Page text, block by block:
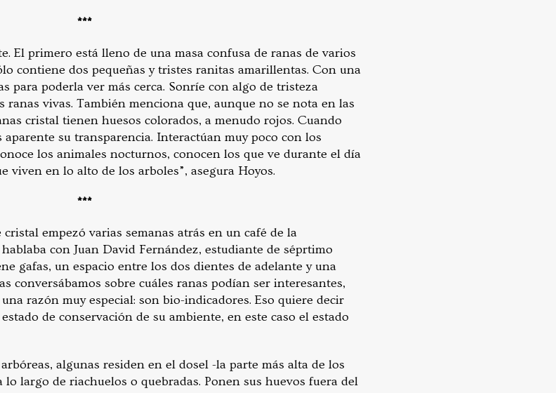
***
El primero está lleno de una masa confusa de ranas de varios
contiene dos pequeñas y tristes ranitas amarillentas. Con una
para poderla ver más cerca. Sonríe con algo de tristeza
ranas vivas. También menciona que, aunque no se nota en las
cristal tienen huesos colorados, a menudo rojos. Cuando
aparente su transparencia. Interactúan muy poco con los
los animales nocturnos, conocen los que ve durante el día
viven en lo alto de los arboles”, asegura Hoyos.
***
empezó varias semanas atrás en un café de la
con Juan David Fernández, estudiante de séprtimo
gafas, un espacio entre los dos dientes de adelante y una
conversábamos sobre cuáles ranas podían ser interesantes,
razón muy especial: son bio-indicadores. Eso quiere decir
de conservación de su ambiente, en este caso el estado
algunas residen en el dosel -la parte más alta de los
largo de riachuelos o quebradas. Ponen sus huevos fuera del